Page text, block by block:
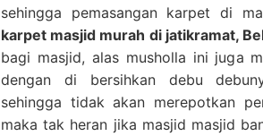
sehingga pemasangan karpet di
karpet masjid murah di jatikramat,
bagi masjid, alas musholla ini juga
dengan di bersihkan debu
sehingga tidak akan merepotkan
maka tak heran jika masjid masjid